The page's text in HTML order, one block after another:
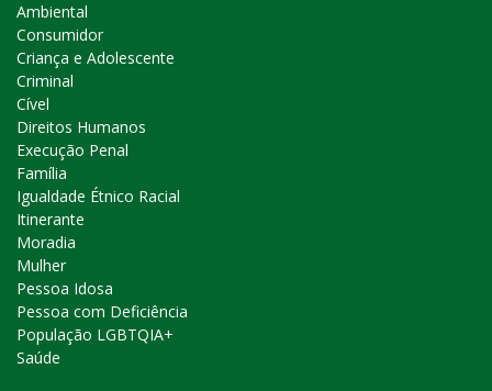
Ambiental
Consumidor
Criança e Adolescente
Criminal
Cível
Direitos Humanos
Execução Penal
Família
Igualdade Étnico Racial
Itinerante
Moradia
Mulher
Pessoa Idosa
Pessoa com Deficiência
População LGBTQIA+
Saúde